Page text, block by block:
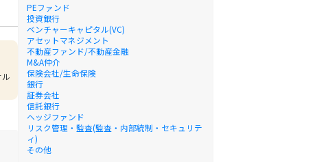
PEファンド
投資銀行
ベンチャーキャピタル(VC)
アセットマネジメント
不動産ファンド/不動産金融
M&A仲介
保険会社/生命保険
銀行
証券会社
信託銀行
ヘッジファンド
リスク管理・監査(監査・内部統制・セキュリテ
ィ)
その他